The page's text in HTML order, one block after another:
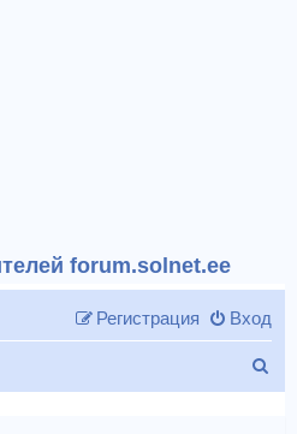
forum.solnet.ee
Вход
Регистрация